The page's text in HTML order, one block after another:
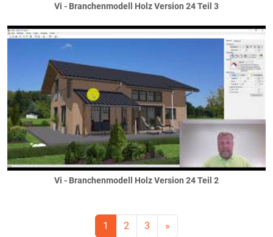
Vi - Branchenmodell Holz Version 24 Teil 3
Vi - Branchenmodell Holz Version 24 Teil 2
1 2 3 »